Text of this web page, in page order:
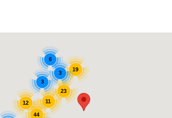
23
44
12 11
6
19
3
3